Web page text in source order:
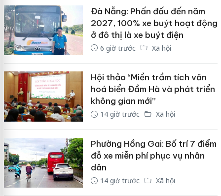
Đà Nẵng: Phấn đấu đến năm
2027, 100% xe buýt hoạt động
ở đô thị là xe buýt điện
6 giờ trước Xã hội
Hội thảo “Miền trầm tích văn
hoá biển Đầm Hà và phát triển
không gian mới”
14 giờ trước Xã hội
Phường Hồng Gai: Bố trí 7 điểm
đỗ xe miễn phí phục vụ nhân
dân
14 giờ trước Xã hội